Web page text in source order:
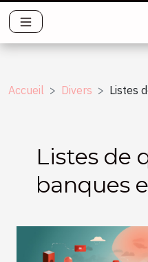
Accueil Divers Listes
Listes de
banques